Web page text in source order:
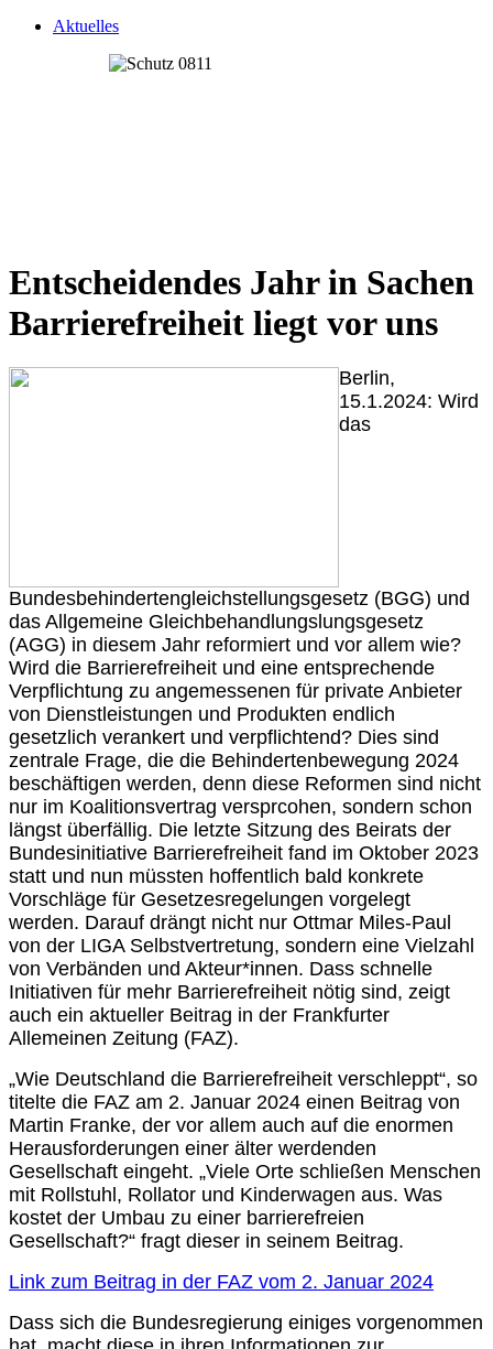
Aktuelles
Entscheidendes Jahr in Sachen
Barrierefreiheit liegt vor uns
Berlin,
15.1.2024: Wird
das
Bundesbehindertengleichstellungsgesetz (BGG) und
das Allgemeine Gleichbehandlungslungsgesetz
(AGG) in diesem Jahr reformiert und vor allem wie?
Wird die Barrierefreiheit und eine entsprechende
Verpflichtung zu angemessenen für private Anbieter
von Dienstleistungen und Produkten endlich
gesetzlich verankert und verpflichtend? Dies sind
zentrale Frage, die die Behindertenbewegung 2024
beschäftigen werden, denn diese Reformen sind nicht
nur im Koalitionsvertrag versprcohen, sondern schon
längst überfällig. Die letzte Sitzung des Beirats der
Bundesinitiative Barrierefreiheit fand im Oktober 2023
statt und nun müssten hoffentlich bald konkrete
Vorschläge für Gesetzesregelungen vorgelegt
werden. Darauf drängt nicht nur Ottmar Miles-Paul
von der LIGA Selbstvertretung, sondern eine Vielzahl
von Verbänden und Akteur*innen. Dass schnelle
Initiativen für mehr Barrierefreiheit nötig sind, zeigt
auch ein aktueller Beitrag in der Frankfurter
Allemeinen Zeitung (FAZ).
„Wie Deutschland die Barrierefreiheit verschleppt“, so
titelte die FAZ am 2. Januar 2024 einen Beitrag von
Martin Franke, der vor allem auch auf die enormen
Herausforderungen einer älter werdenden
Gesellschaft eingeht. „Viele Orte schließen Menschen
mit Rollstuhl, Rollator und Kinderwagen aus. Was
kostet der Umbau zu einer barrierefreien
Gesellschaft?“ fragt dieser in seinem Beitrag.
Link zum Beitrag in der FAZ vom 2. Januar 2024
Dass sich die Bundesregierung einiges vorgenommen